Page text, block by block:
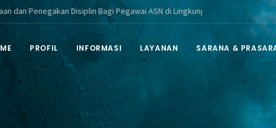
Disiplin Bagi Pegawai ASN di Lingkungan Pemerintah Kabupaten Berau
PROFIL INFORMASI LAYANAN SARANA &